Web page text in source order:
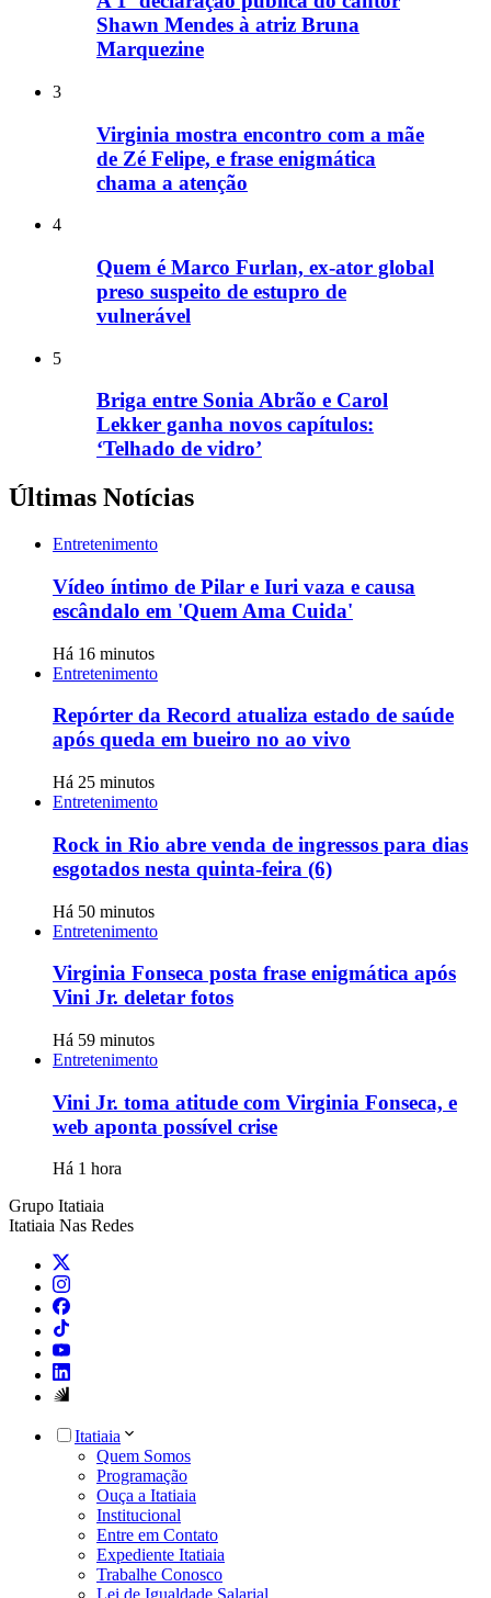
Shawn Mendes à atriz Bruna
Marquezine
3
Virginia mostra encontro com a mãe
de Zé Felipe, e frase enigmática
chama a atenção
4
Quem é Marco Furlan, ex-ator global
preso suspeito de estupro de
vulnerável
5
Briga entre Sonia Abrão e Carol
Lekker ganha novos capítulos:
‘Telhado de vidro’
Últimas Notícias
Entretenimento
Vídeo íntimo de Pilar e Iuri vaza e causa
escândalo em 'Quem Ama Cuida'
Há 16 minutos
Entretenimento
Repórter da Record atualiza estado de saúde
após queda em bueiro no ao vivo
Há 25 minutos
Entretenimento
Rock in Rio abre venda de ingressos para dias
esgotados nesta quinta-feira (6)
Há 50 minutos
Entretenimento
Virginia Fonseca posta frase enigmática após
Vini Jr. deletar fotos
Há 59 minutos
Entretenimento
Vini Jr. toma atitude com Virginia Fonseca, e
web aponta possível crise
Há 1 hora
Grupo Itatiaia
Itatiaia Nas Redes
Itatiaia
Quem Somos
Programação
Ouça a Itatiaia
Institucional
Entre em Contato
Expediente Itatiaia
Trabalhe Conosco